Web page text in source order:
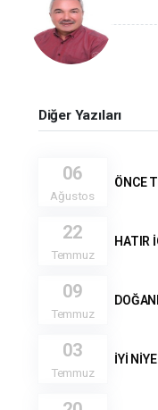
Diğer Yazıları
06
Ağustos
ÖNCE
22
Temmuz
HATIR
09
Temmuz
03
Temmuz
İYİ